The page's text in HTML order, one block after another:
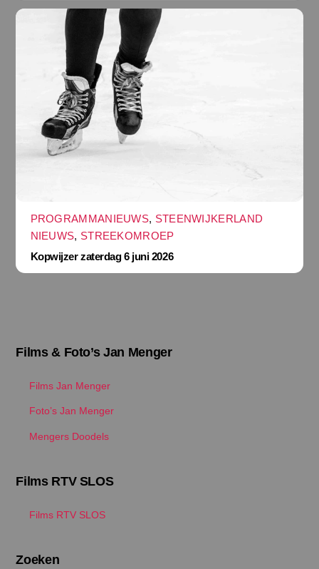
PROGRAMMANIEUWS, STEENWIJKERLAND
NIEUWS, STREEKOMROEP
Kopwijzer zaterdag 6 juni 2026
Films & Foto’s Jan Menger
Films Jan Menger
Foto’s Jan Menger
Mengers Doodels
Films RTV SLOS
Films RTV SLOS
Zoeken